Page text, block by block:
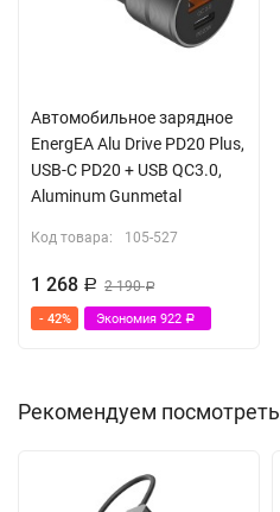
Чехол для хранения
Автомобильное зарядное
EnergEA Alu Drive PD20 Plus,
USB-C PD20 + USB QC3.0,
Aluminum Gunmetal
Код товара: 105-527
1 268 Р 2 190Р
- 42% Экономия 922 Р
Рекомендуем посмотреть